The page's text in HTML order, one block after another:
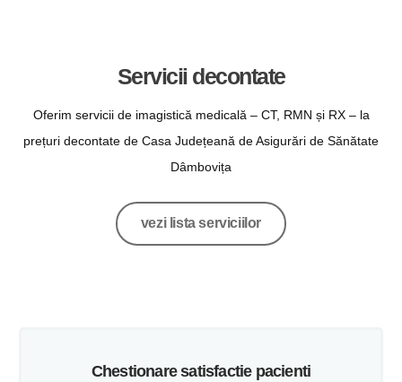
Servicii decontate
Oferim servicii de imagistică medicală – CT, RMN și RX – la
prețuri decontate de Casa Județeană de Asigurări de Sănătate
Dâmbovița
vezi lista serviciilor
Chestionare satisfactie pacienti